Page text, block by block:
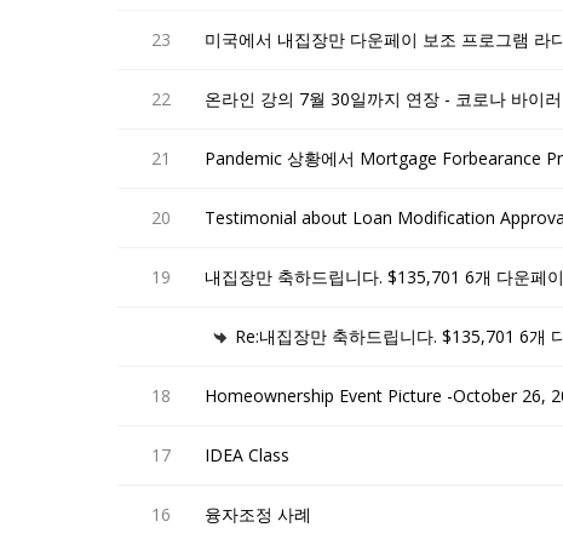
23 미국에서 내집장만 다운페이 보조 프로그램 라
22 온라인 강의 7월 30일까지 연장 - 코로나 바이
21 Pandemic 상황에서 Mortgage Forbearance
20 Testimonial about Loan Modification
19 내집장만 축하드립니다. $135,701 6개 다운페
Re:내집장만 축하드립니다. $135,701 6개
18 Homeownership Event Picture -October 26,
17 IDEA Class
16 융자조정 사례